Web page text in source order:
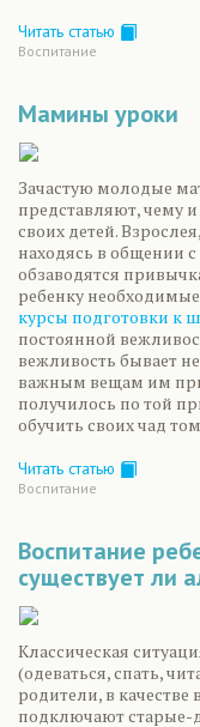
Читать статью
Воспитание
Мамины уроки
Зачастую молодые
представляют, чему
своих детей.
находясь в
обзаводятся
ребенку
курсы подготовки к
постоянной
вежливость бывает
важным вещам им
получилось по той
обучить своих чад
Читать статью
Воспитание
Воспитание
существует ли
Классическая
(одеваться, спать,
родители, в качестве
подключают старые-